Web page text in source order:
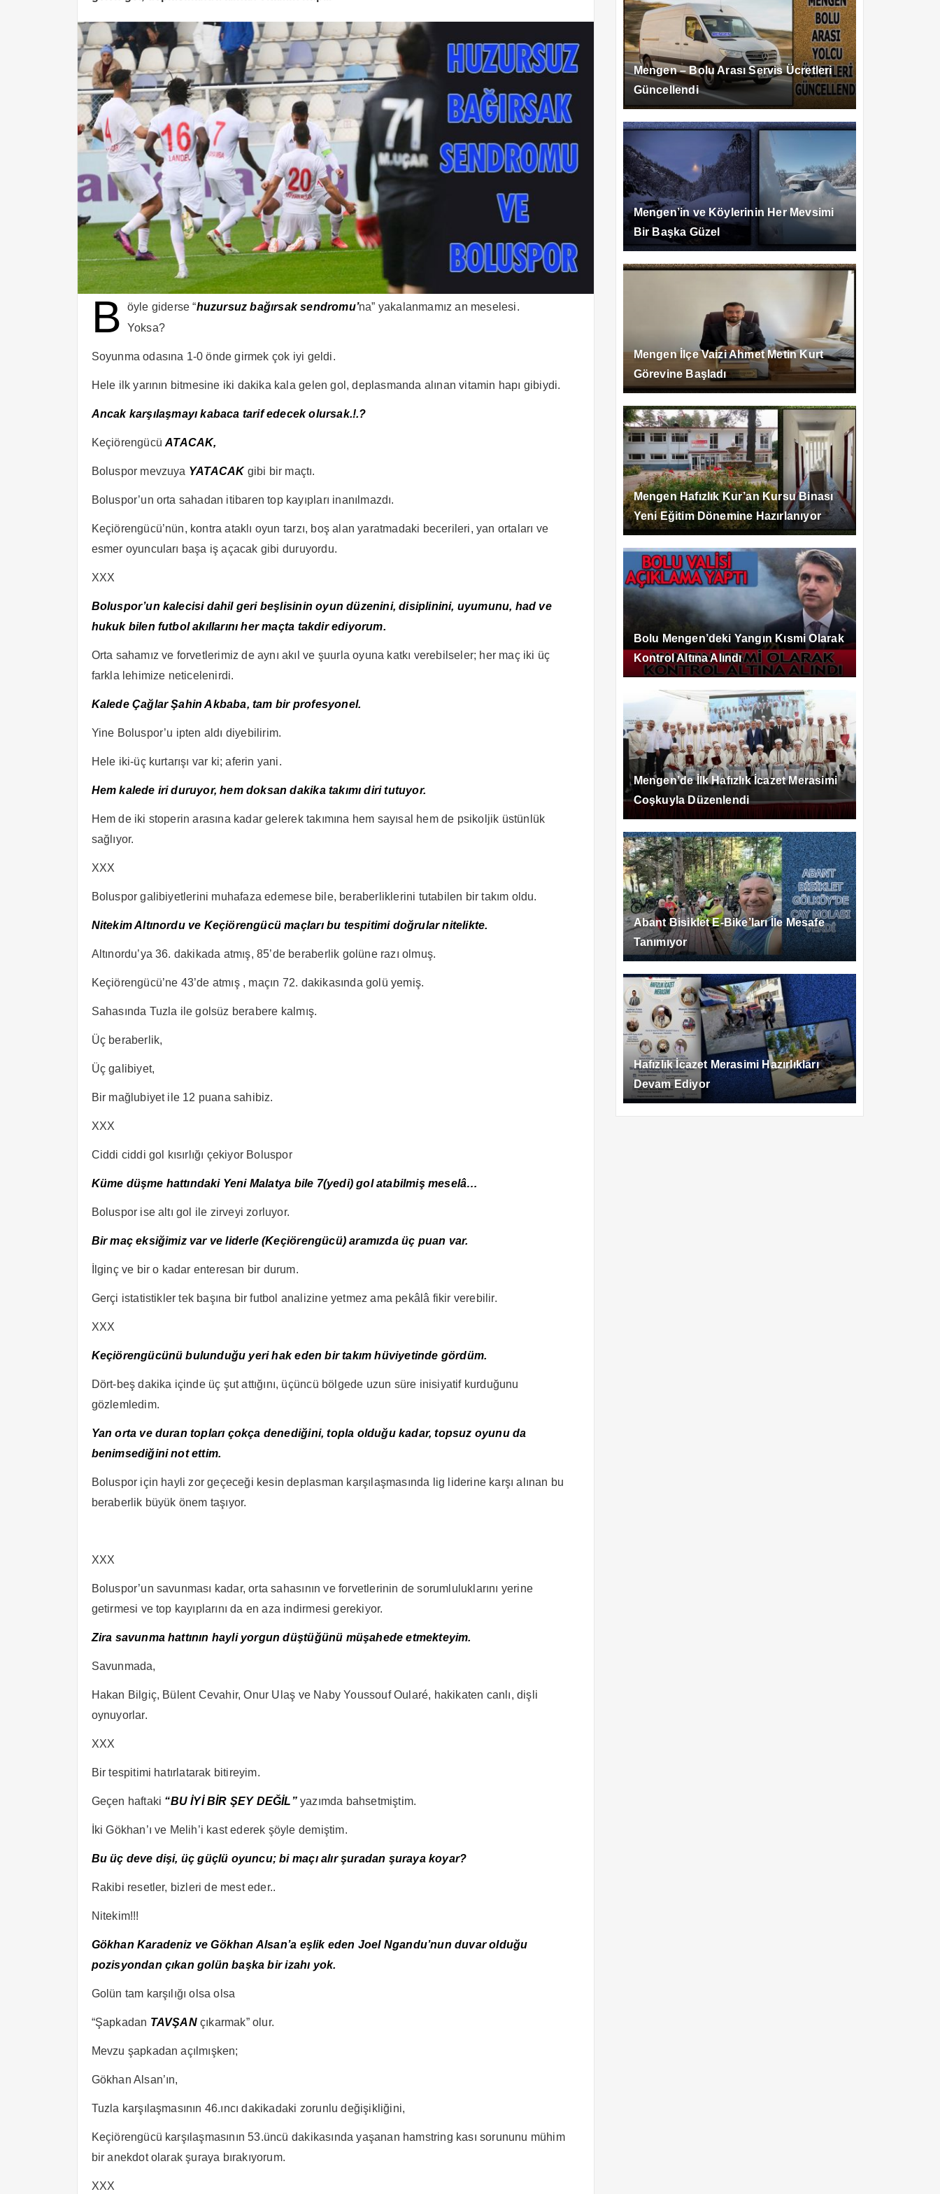
B öyle giderse “huzursuz bağırsak sendromu’na” yakalanmamız an meselesi.
Yoksa?
Soyunma odasına 1-0 önde girmek çok iyi geldi.
Hele ilk yarının bitmesine iki dakika kala gelen gol, deplasmanda alınan vitamin hapı gibiydi.
Ancak karşılaşmayı kabaca tarif edecek olursak.!.?
KeçiörengücüATACAK,
Boluspor mevzuya YATACAKgibi bir maçtı.
Boluspor’un orta sahadan itibaren top kayıpları inanılmazdı.
Keçiörengücü’nün, kontra ataklı oyun tarzı, boş alan yaratmadaki becerileri, yan ortaları ve
esmer oyuncuları başa iş açacak gibi duruyordu.
XXX
Boluspor’un kalecisi dahil geri beşlisinin oyun düzenini, disiplinini, uyumunu, had ve
hukuk bilen futbol akıllarını her maçta takdir ediyorum.
Orta sahamız ve forvetlerimiz de aynı akıl ve şuurla oyuna katkı verebilseler; her maç iki üç
farkla lehimize neticelenirdi.
Kalede Çağlar Şahin Akbaba, tam bir profesyonel.
Yine Boluspor’u ipten aldı diyebilirim.
Hele iki-üç kurtarışı var ki; aferin yani.
Hem kalede iri duruyor, hem doksan dakika takımı diri tutuyor.
Hem de iki stoperin arasına kadar gelerek takımına hem sayısal hem de psikoljik üstünlük
sağlıyor.
XXX
Boluspor galibiyetlerini muhafaza edemese bile, beraberliklerini tutabilen bir takım oldu.
Nitekim Altınordu ve Keçiörengücü maçları bu tespitimi doğrular nitelikte.
Altınordu’ya 36. dakikada atmış, 85’de beraberlik golüne razı olmuş.
Keçiörengücü’ne 43’de atmış , maçın 72. dakikasında golü yemiş.
Sahasında Tuzla ile golsüz berabere kalmış.
Üç beraberlik,
Üç galibiyet,
Bir mağlubiyet ile 12 puana sahibiz.
XXX
Ciddi ciddi gol kısırlığı çekiyor Boluspor
Küme düşme hattındaki Yeni Malatya bile 7(yedi) gol atabilmiş meselâ…
Boluspor ise altı gol ile zirveyi zorluyor.
Bir maç eksiğimiz var ve liderle (Keçiörengücü) aramızda üç puan var.
İlginç ve bir o kadar enteresan bir durum.
Gerçi istatistikler tek başına bir futbol analizine yetmez ama pekâlâ fikir verebilir.
XXX
Keçiörengücünü bulunduğu yeri hak eden bir takım hüviyetinde gördüm.
Dört-beş dakika içinde üç şut attığını, üçüncü bölgede uzun süre inisiyatif kurduğunu
gözlemledim.
Yan orta ve duran topları çokça denediğini, topla olduğu kadar, topsuz oyunu da
benimsediğini not ettim.
Boluspor için hayli zor geçeceği kesin deplasman karşılaşmasında lig liderine karşı alınan bu
beraberlik büyük önem taşıyor.
XXX
Boluspor’un savunması kadar, orta sahasının ve forvetlerinin de sorumluluklarını yerine
getirmesi ve top kayıplarını da en aza indirmesi gerekiyor.
Zira savunma hattının hayli yorgun düştüğünü müşahede etmekteyim.
Savunmada,
Hakan Bilgiç, Bülent Cevahir, Onur Ulaş ve Naby Youssouf Oularé, hakikaten canlı, dişli
oynuyorlar.
XXX
Bir tespitimi hatırlatarak bitireyim.
Geçen haftaki “BU İYİ BİR ŞEY DEĞİL”yazımda bahsetmiştim.
İki Gökhan’ı ve Melih’i kast ederek şöyle demiştim.
Bu üç deve dişi, üç güçlü oyuncu; bi maçı alır şuradan şuraya koyar?
Rakibi resetler, bizleri de mest eder..
Nitekim!!!
Gökhan Karadeniz ve Gökhan Alsan’a eşlik eden Joel Ngandu’nun duvar olduğu
pozisyondan çıkan golün başka bir izahı yok.
Golün tam karşılığı olsa olsa
“Şapkadan TAVŞAN çıkarmak” olur.
Mevzu şapkadan açılmışken;
Gökhan Alsan’ın,
Tuzla karşılaşmasının 46.ıncı dakikadaki zorunlu değişikliğini,
Keçiörengücü karşılaşmasının 53.üncü dakikasında yaşanan hamstring kası sorununu mühim
bir anekdot olarak şuraya bırakıyorum.
XXX
Mengen – Bolu Arası Servis Ücretleri
Güncellendi
Mengen’in ve Köylerinin Her Mevsimi
Bir Başka Güzel
Mengen İlçe Vaizi Ahmet Metin Kurt
Görevine Başladı
Mengen Hafızlık Kur’an Kursu Binası
Yeni Eğitim Dönemine Hazırlanıyor
Bolu Mengen’deki Yangın Kısmi Olarak
Kontrol Altına Alındı
Mengen’de İlk Hafızlık İcazet Merasimi
Coşkuyla Düzenlendi
Abant Bisiklet E-Bike’ları İle Mesafe
Tanımıyor
Hafızlık İcazet Merasimi Hazırlıkları
Devam Ediyor